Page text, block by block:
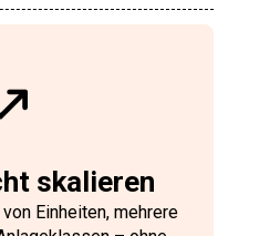
skalieren
Einheiten, mehrere